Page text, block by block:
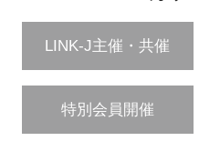
LINK-J主催・共催
特別会員開催